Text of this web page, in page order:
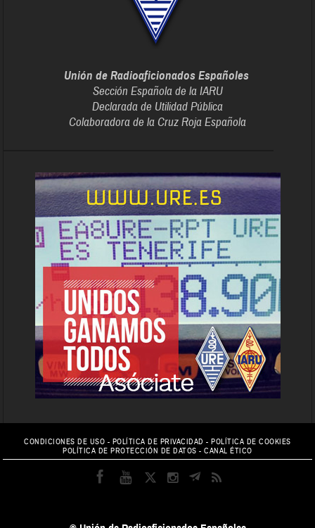
Unión de Radioaficionados Españoles
Sección Española de la IARU
Declarada de Utilidad Pública
Colaboradora de la Cruz Roja Española
CONDICIONES DE USO - POLÍTICA DE PRIVACIDAD -POLÍTICA DE COOKIES
POLÍTICA DE PROTECCIÓN DE DATOS -CANAL ÉTICO